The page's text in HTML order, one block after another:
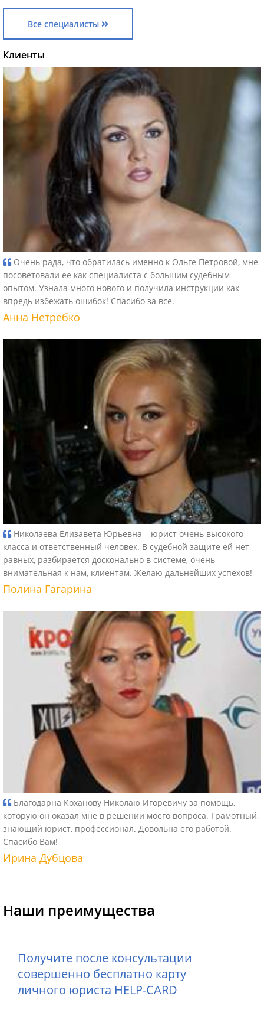
Все специалисты
Клиенты
Очень рада, что обратилась именно к Ольге Петровой, мне
посоветовали ее как специалиста с большим судебным
опытом. Узнала много нового и получила инструкции как
впредь избежать ошибок! Спасибо за все.
Анна Нетребко
Николаева Елизавета Юрьевна – юрист очень высокого
класса и ответственный человек. В судебной защите ей нет
равных, разбирается досконально в системе, очень
внимательная к нам, клиентам. Желаю дальнейших успехов!
Полина Гагарина
Благодарна Коханову Николаю Игоревичу за помощь,
которую он оказал мне в решении моего вопроса. Грамотный,
знающий юрист, профессионал. Довольна его работой.
Спасибо Вам!
Ирина Дубцова
Наши преимущества
Получите после консультации
совершенно бесплатно карту
личного юриста HELP-CARD